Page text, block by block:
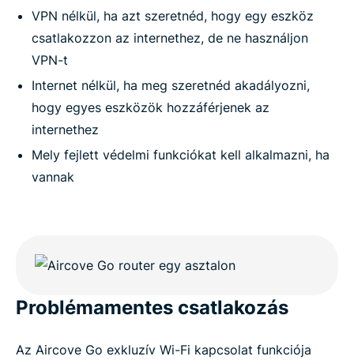
VPN nélkül, ha azt szeretnéd, hogy egy eszköz
csatlakozzon az internethez, de ne használjon
VPN-t
Internet nélkül, ha meg szeretnéd akadályozni,
hogy egyes eszközök hozzáférjenek az
internethez
Mely fejlett védelmi funkciókat kell alkalmazni, ha
vannak
Problémamentes csatlakozás
Az Aircove Go exkluzív Wi-Fi kapcsolat funkciója